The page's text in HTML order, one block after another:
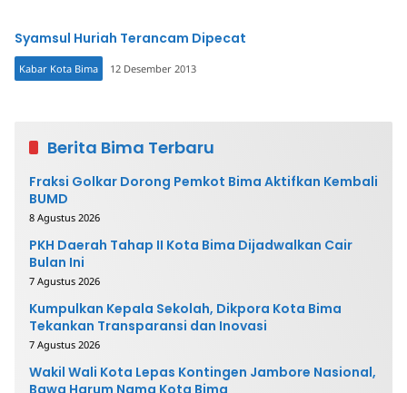
Syamsul Huriah Terancam Dipecat
Kabar Kota Bima 12 Desember 2013
Berita Bima Terbaru
Fraksi Golkar Dorong Pemkot Bima Aktifkan Kembali
BUMD
8 Agustus 2026
PKH Daerah Tahap II Kota Bima Dijadwalkan Cair
Bulan Ini
7 Agustus 2026
Kumpulkan Kepala Sekolah, Dikpora Kota Bima
Tekankan Transparansi dan Inovasi
7 Agustus 2026
Wakil Wali Kota Lepas Kontingen Jambore Nasional,
Bawa Harum Nama Kota Bima